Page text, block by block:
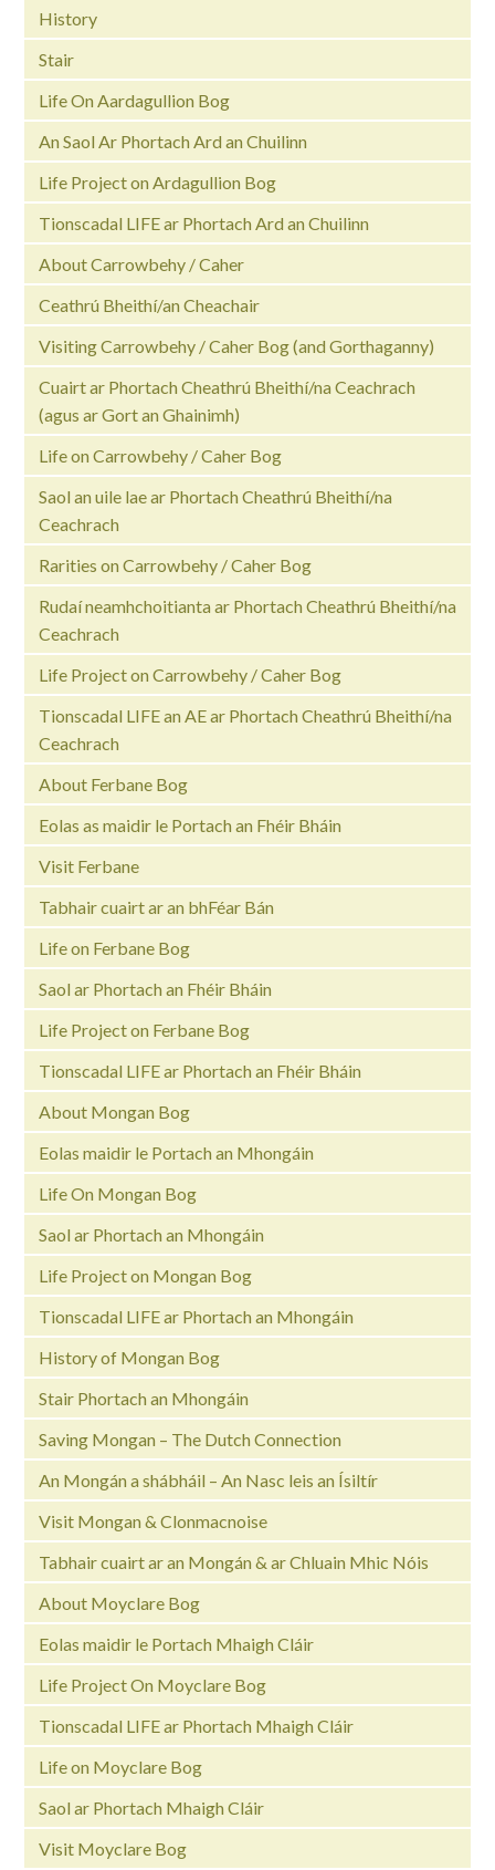
History
Stair
Life On Aardagullion Bog
An Saol Ar Phortach Ard an Chuilinn
Life Project on Ardagullion Bog
Tionscadal LIFE ar Phortach Ard an Chuilinn
About Carrowbehy / Caher
Ceathrú Bheithí/an Cheachair
Visiting Carrowbehy / Caher Bog (and Gorthaganny)
Cuairt ar Phortach Cheathrú Bheithí/na Ceachrach
(agus ar Gort an Ghainimh)
Life on Carrowbehy / Caher Bog
Saol an uile lae ar Phortach Cheathrú Bheithí/na
Ceachrach
Rarities on Carrowbehy / Caher Bog
Rudaí neamhchoitianta ar Phortach Cheathrú Bheithí/na
Ceachrach
Life Project on Carrowbehy / Caher Bog
Tionscadal LIFE an AE ar Phortach Cheathrú Bheithí/na
Ceachrach
About Ferbane Bog
Eolas as maidir le Portach an Fhéir Bháin
Visit Ferbane
Tabhair cuairt ar an bhFéar Bán
Life on Ferbane Bog
Saol ar Phortach an Fhéir Bháin
Life Project on Ferbane Bog
Tionscadal LIFE ar Phortach an Fhéir Bháin
About Mongan Bog
Eolas maidir le Portach an Mhongáin
Life On Mongan Bog
Saol ar Phortach an Mhongáin
Life Project on Mongan Bog
Tionscadal LIFE ar Phortach an Mhongáin
History of Mongan Bog
Stair Phortach an Mhongáin
Saving Mongan – The Dutch Connection
An Mongán a shábháil – An Nasc leis an Ísiltír
Visit Mongan & Clonmacnoise
Tabhair cuairt ar an Mongán & ar Chluain Mhic Nóis
About Moyclare Bog
Eolas maidir le Portach Mhaigh Cláir
Life Project On Moyclare Bog
Tionscadal LIFE ar Phortach Mhaigh Cláir
Life on Moyclare Bog
Saol ar Phortach Mhaigh Cláir
Visit Moyclare Bog